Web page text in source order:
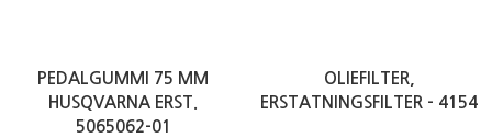
PEDALGUMMI 75 MM
HUSQVARNA ERST.
5065062-01
OLIEFILTER,
ERSTATNINGSFILTER - 4154